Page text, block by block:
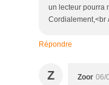
un lecteur pourra
Cordialement,<br
Répondre
Z Zoor 06/